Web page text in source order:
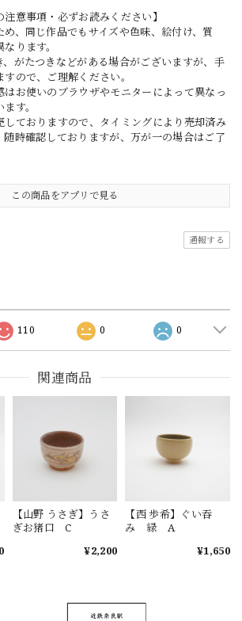
注意事項・必ずお読みください】
め、同じ作品でもサイズや色味、絵付け、質
ります。
、がたつきなどがある場合がございますが、手
ので、ご理解ください。
はお使いのブラウザやモニターによって異なっ
す。
しておりますので、タイミングにより売却済み
随時確認しておりますが、万が一の場合はご了
この商品をアプリで見る
通報する
110 0 0
関連商品
【山野 うさぎ】うさ
ぎお猪口 C
¥2,200
【西 歩希】ぐい吞
み 緑 A
¥1,650